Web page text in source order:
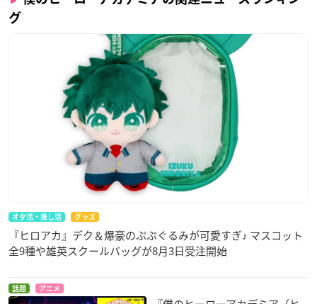
グ
オタ活・推し活 グッズ
『ヒロアカ』デク＆爆豪のぷぷぐるみが可愛すぎ♪ マスコット
全9種や雄英スクールバッグが8月3日受注開始
話題 アニメ